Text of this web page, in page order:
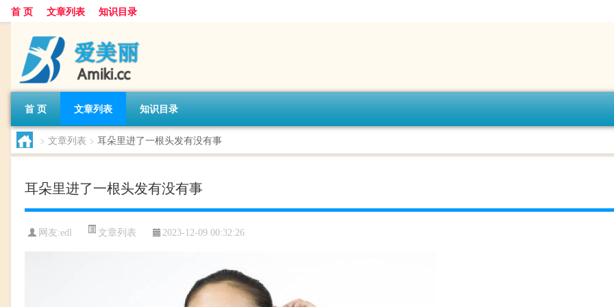
首 页 文章列表 知识目录
首 页 文章列表 知识目录
> 文章列表 > 耳朵里进了一根头发有没有事
耳朵里进了一根头发有没有事
网友:edl 文章列表 2023-12-09 00:32:26